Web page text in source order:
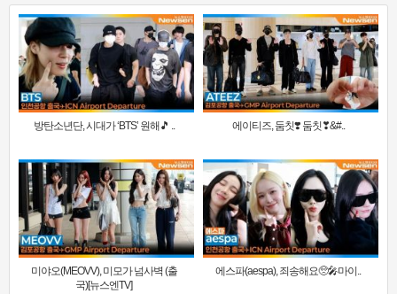
방탄소년단, 시대가 ‘BTS’ 원해🎵 .. 에이티즈, 둠칫❣️ 둠칫❣&#..
미야오(MEOVV), 미모가 넘사벽 (출
국)[뉴스엔TV]
에스파(aespa), 죄송해요🥺🎤마이..